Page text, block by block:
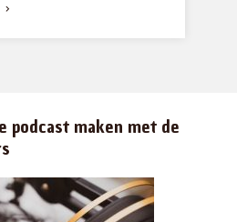
podcast maken met de